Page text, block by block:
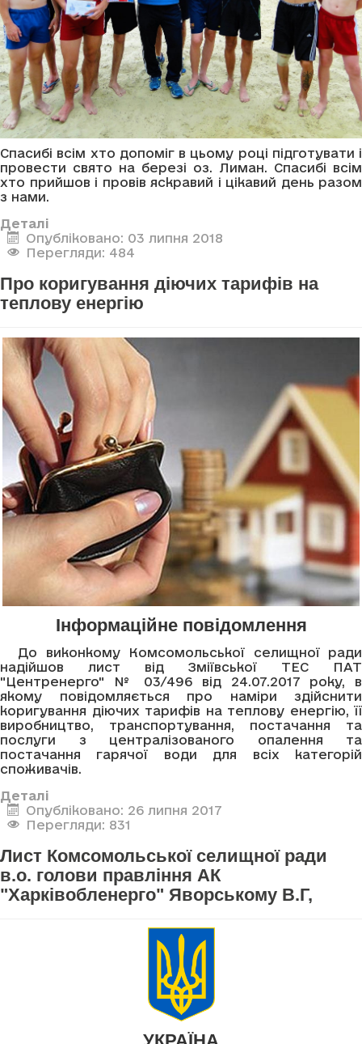
Спасибі всім хто допоміг в цьому році підготувати і
провести свято на березі оз. Лиман. Спасибі всім
хто прийшов і провів яскравий і цікавий день разом
з нами.
Деталі
Опубліковано: 03 липня 2018
Перегляди: 484
Про коригування діючих тарифів на
теплову енергію
Інформаційне повідомлення
До виконкому Комсомольської селищної ради
надійшов лист від Зміївської ТЕС ПАТ
"Центренерго" № 03/496 від 24.07.2017 року, в
якому повідомляється про наміри здійснити
коригування діючих тарифів на теплову енергію, її
виробництво, транспортування, постачання та
послуги з централізованого опалення та
постачання гарячої води для всіх категорій
споживачів.
Деталі
Опубліковано: 26 липня 2017
Перегляди: 831
Лист Комсомольської селищної ради
в.о. голови правління АК
"Харківобленерго" Яворському В.Г,